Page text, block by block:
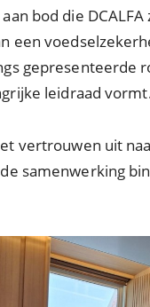
bod die
een
gepresenteerde
leidraad
vertrouwen uit
samenwerking